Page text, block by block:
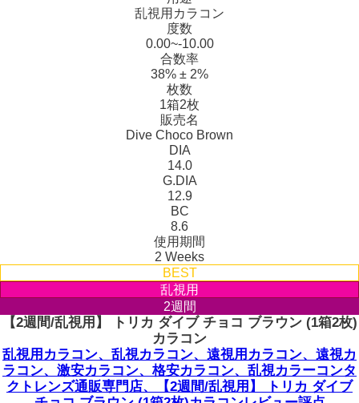
乱視用カラコン
度数
0.00~-10.00
合数率
38% ± 2%
枚数
1箱2枚
販売名
Dive Choco Brown
DIA
14.0
G.DIA
12.9
BC
8.6
使用期間
2 Weeks
BEST
乱視用
2週間
【2週間/乱視用】 トリカ ダイブ チョコ ブラウン (1箱2枚)
カラコン
乱視用カラコン、乱視カラコン、遠視用カラコン、遠視カ
ラコン、激安カラコン、格安カラコン、乱視カラーコンタ
クトレンズ通販専門店、【2週間/乱視用】 トリカ ダイブ